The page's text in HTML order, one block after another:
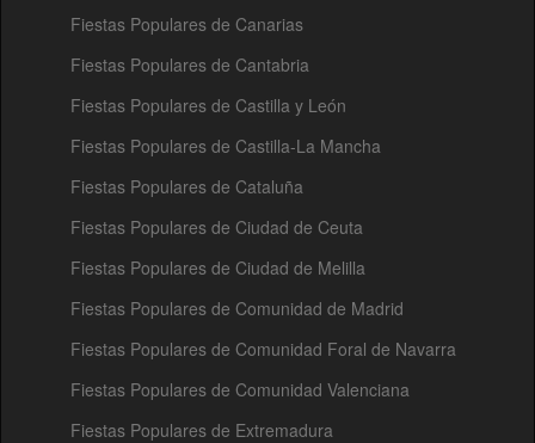
Fiestas Populares de Canarias
Fiestas Populares de Cantabria
Fiestas Populares de Castilla y León
Fiestas Populares de Castilla-La Mancha
Fiestas Populares de Cataluña
Fiestas Populares de Ciudad de Ceuta
Fiestas Populares de Ciudad de Melilla
Fiestas Populares de Comunidad de Madrid
Fiestas Populares de Comunidad Foral de Navarra
Fiestas Populares de Comunidad Valenciana
Fiestas Populares de Extremadura